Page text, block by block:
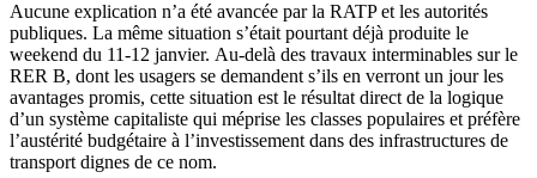
Aucune explication n’a été avancée par la RATP et les autorités
publiques. La même situation s’était pourtant déjà produite le
weekend du 11-12 janvier. Au-delà des travaux interminables sur le
RER B, dont les usagers se demandent s’ils en verront un jour les
avantages promis, cette situation est le résultat direct de la logique
d’un système capitaliste qui méprise les classes populaires et préfère
l’austérité budgétaire à l’investissement dans des infrastructures de
transport dignes de ce nom.